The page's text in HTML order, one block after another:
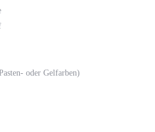
oder Gelfarben)